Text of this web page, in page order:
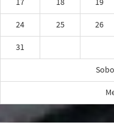
17
18 19
24
25 26
31